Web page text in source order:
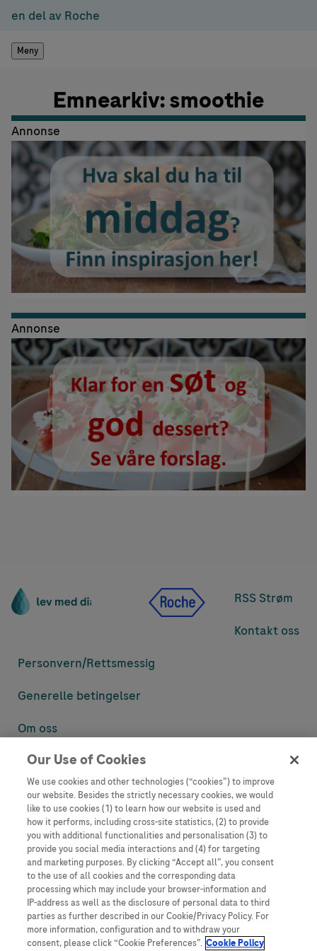
en del av Roche
Meny
Emnearkiv: smoothie
Annonse
Annonse
RSS Strøm
Kontakt oss
Personvern/Rettsmessig
Generelle betingelser
Om oss
Denne nettsiden inneholder informasjon som er målsatt til en stor
informasjon som ellers ikke er tilgjengelig eller gyldig i ditt land.
Vennligst vær oppmerksom på at vi ikke tar noe ansvar for tilgang til
informasjon som muligens ikke er i samsvar med noen gyldig juridisk
prosess, regulering, registrering eller bruk i bostedslandet ditt.
Roche har ikke alltid mulighet til å kvalitetssikre andres innlegg, men
vil fjerne villedende eller upassende innlegg så langt det lar seg gjøre.
Vi har ikke ansvar for innhold på eksterne nettsider som det lenkes til.
Kopiering av materiale fra dette nettstedet for bruk annet sted er ikke
tillatt uten avtale. Nettstedet selger plass til annonsører, og slikt
innhold er merket.
Dette nettstedet er ikke beregnet for å rapportere bivirkninger eller
Our Use of Cookies
We use cookies and other technologies (“cookies”) to improve
our website. Besides the strictly necessary cookies, we would
like to use cookies (1) to learn how our website is used and
how it performs, including cross-site statistics, (2) to provide
you with additional functionalities and personalisation (3) to
provide you social media interactions and (4) for targeting
and marketing purposes. By clicking “Accept all”, you consent
to the use of all cookies and the corresponding data
processing which may include your browser-information and
IP-address as well as the disclosure of personal data to third
parties as further described in our Cookie/Privacy Policy. For
more information, configuration and to withdraw your
consent, please click “Cookie Preferences”. Cookie Policy